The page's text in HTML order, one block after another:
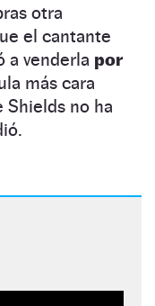
otra
el cantante
a venderla por
más cara
Shields no ha